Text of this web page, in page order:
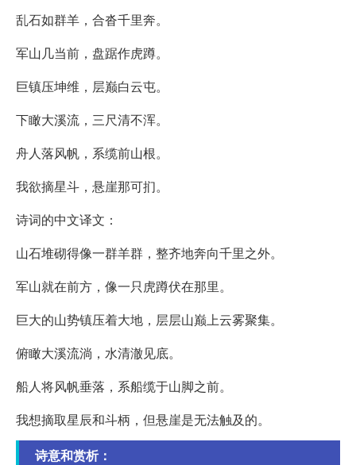
乱石如群羊，合沓千里奔。
军山几当前，盘踞作虎蹲。
巨镇压坤维，层巅白云屯。
下瞰大溪流，三尺清不浑。
舟人落风帆，系缆前山根。
我欲摘星斗，悬崖那可扪。
诗词的中文译文：
山石堆砌得像一群羊群，整齐地奔向千里之外。
军山就在前方，像一只虎蹲伏在那里。
巨大的山势镇压着大地，层层山巅上云雾聚集。
俯瞰大溪流淌，水清澈见底。
船人将风帆垂落，系船缆于山脚之前。
我想摘取星辰和斗柄，但悬崖是无法触及的。
诗意和赏析：